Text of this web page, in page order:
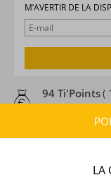
M’AVERTIR DE LA
94 Ti'Points(
ma cagnotte en
À partir de
LA